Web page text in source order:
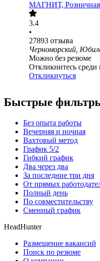
МАГНИТ, Розничная
3.4
•
27893 отзыва
Черноморский,
Можно без резюме
Откликнитесь среди
Откликнуться
Быстрые
Без опыта работы
Вечерняя и ночная
Вахтовый метод
График 5/2
Гибкий график
Два через два
За последние три дня
От прямых
Полный день
По совместительству
Сменный график
HeadHunter
Размещение вакансий
Поиск по резюме